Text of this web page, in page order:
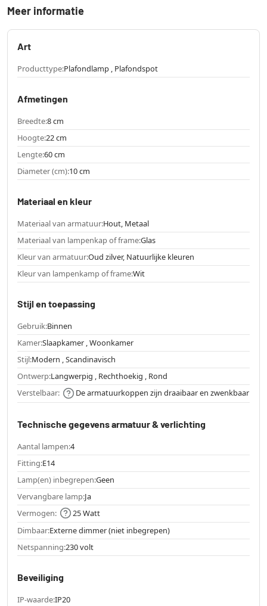
Meer informatie
Art
Producttype:Plafondlamp , Plafondspot
Afmetingen
Breedte:8 cm
Hoogte:22 cm
Lengte:60 cm
Diameter (cm):10 cm
Materiaal en kleur
Materiaal van armatuur:Hout, Metaal
Materiaal van lampenkap of frame:Glas
Kleur van armatuur:Oud zilver, Natuurlijke kleuren
Kleur van lampenkamp of frame:Wit
Stijl en toepassing
Gebruik:Binnen
Kamer:Slaapkamer , Woonkamer
Stijl:Modern , Scandinavisch
Ontwerp:Langwerpig , Rechthoekig , Rond
Verstelbaar:
De armatuurkoppen zijn draaibaar en zwenkbaar
Technische gegevens armatuur & verlichting
Aantal lampen:4
Fitting:E14
Lamp(en) inbegrepen:Geen
Vervangbare lamp:Ja
Vermogen:
25 Watt
Dimbaar:Externe dimmer (niet inbegrepen)
Netspanning:230 volt
Beveiliging
IP-waarde:IP20